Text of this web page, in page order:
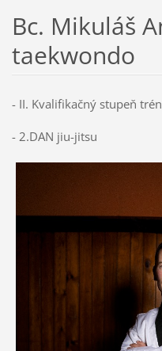
Bc. Mikuláš
taekwondo
- II. Kvalifikačný stupeň
- 2.DAN jiu-jitsu